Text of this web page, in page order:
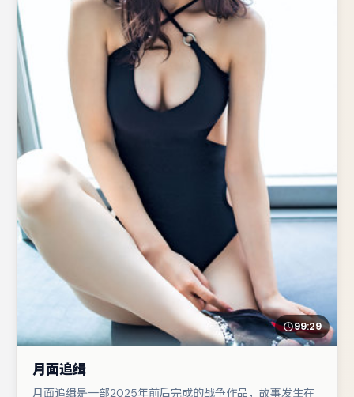
99:29
月面追缉
月面追缉是一部2025年前后完成的战争作品，故事发生在